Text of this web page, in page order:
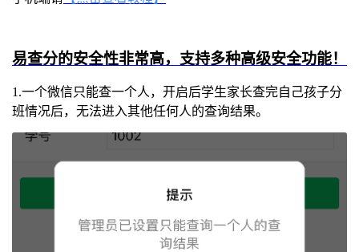
易查分的安全性非常高，支持多种高级安全功能！
1.一个微信只能查一个人，开启后学生家长查完自己孩子分
班情况后，无法进入其他任何人的查询结果。